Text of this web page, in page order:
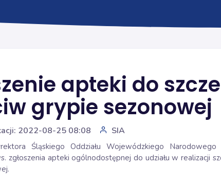
apteki do
grypie sezonowej
2022-08-25 08:08 SIA
Śląskiego Oddziału Wojewódzkiego
zgłoszenia apteki ogólnodostępnej do udziału w realizacji